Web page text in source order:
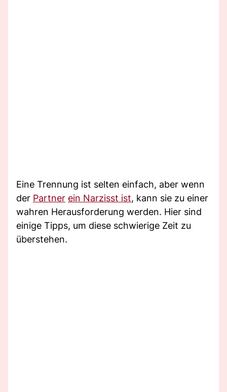
Eine Trennung ist selten einfach, aber wenn
der Partner ein Narzisst ist, kann sie zu einer
wahren Herausforderung werden. Hier sind
einige Tipps, um diese schwierige Zeit zu
überstehen.